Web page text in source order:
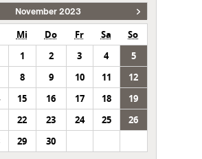
November 2023
Mi Do Fr Sa
So
1
2 3 4
5
8 9 10 11
12
15 16 17 18
19
22 23 24 25
26
29 30